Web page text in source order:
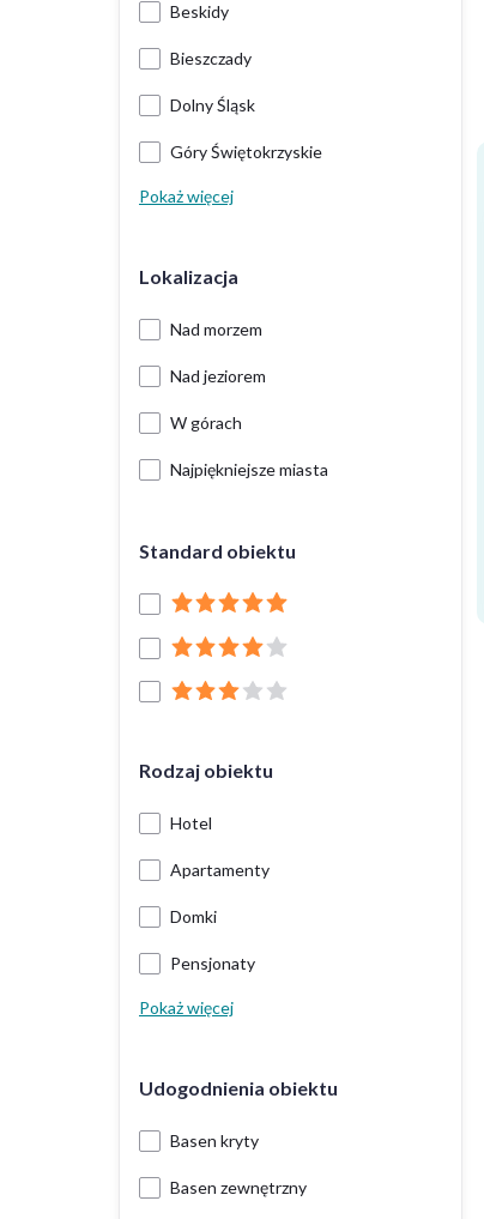
Beskidy
Bieszczady
Dolny Śląsk
Góry Świętokrzyskie
Pokaż więcej
Lokalizacja
Nad morzem
Nad jeziorem
W górach
Najpiękniejsze miasta
Standard obiektu
Rodzaj obiektu
Hotel
Apartamenty
Domki
Pensjonaty
Pokaż więcej
Udogodnienia obiektu
Basen kryty
Basen zewnętrzny